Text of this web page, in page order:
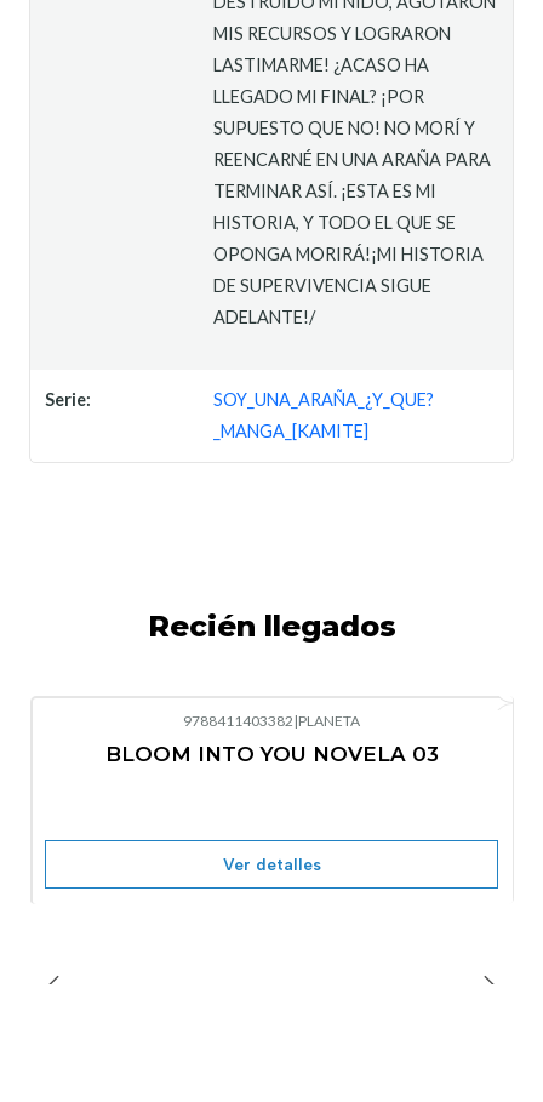
MIS RECURSOS Y LOGRARON
LASTIMARME! ¿ACASO HA
LLEGADO MI FINAL? ¡POR
SUPUESTO QUE NO! NO MORÍ Y
REENCARNÉ EN UNA ARAÑA PARA
TERMINAR ASÍ. ¡ESTA ES MI
HISTORIA, Y TODO EL QUE SE
OPONGA MORIRÁ!¡MI HISTORIA
DE SUPERVIVENCIA SIGUE
ADELANTE!/
Serie:
SOY_UNA_ARAÑA_¿Y_QUE?
_MANGA_[KAMITE]
Recién llegados
Nuevo
9788411403382 |PLANETA
BLOOM INTO YOU NOVELA 03
Ver detalles